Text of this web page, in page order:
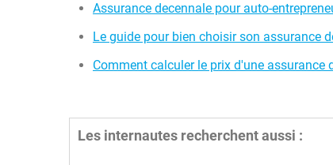
Assurance decennale pour auto-
Le guide pour bien choisir son assurance
Comment calculer le prix d'une assurance
Les internautes recherchent aussi :